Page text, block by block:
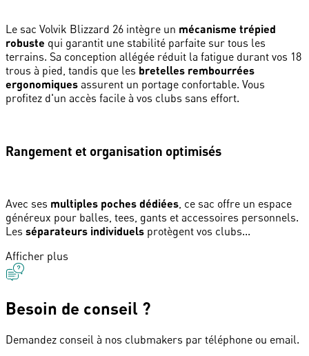
Le sac Volvik Blizzard 26 intègre un mécanisme trépied
robuste qui garantit une stabilité parfaite sur tous les
terrains. Sa conception allégée réduit la fatigue durant vos 18
trous à pied, tandis que les bretelles rembourrées
ergonomiques assurent un portage confortable. Vous
profitez d'un accès facile à vos clubs sans effort.
Rangement et organisation optimisés
Avec ses multiples poches dédiées, ce sac offre un espace
généreux pour balles, tees, gants et accessoires personnels.
Les séparateurs individuels protègent vos clubs...
Afficher plus
Besoin de conseil ?
Demandez conseil à nos clubmakers par téléphone ou email.